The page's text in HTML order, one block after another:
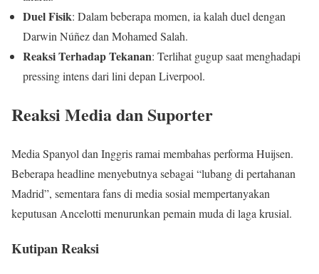
Duel Fisik: Dalam beberapa momen, ia kalah duel dengan
Darwin Núñez dan Mohamed Salah.
Reaksi Terhadap Tekanan: Terlihat gugup saat menghadapi
pressing intens dari lini depan Liverpool.
Reaksi Media dan Suporter
Media Spanyol dan Inggris ramai membahas performa Huijsen.
Beberapa headline menyebutnya sebagai “lubang di pertahanan
Madrid”, sementara fans di media sosial mempertanyakan
keputusan Ancelotti menurunkan pemain muda di laga krusial.
Kutipan Reaksi